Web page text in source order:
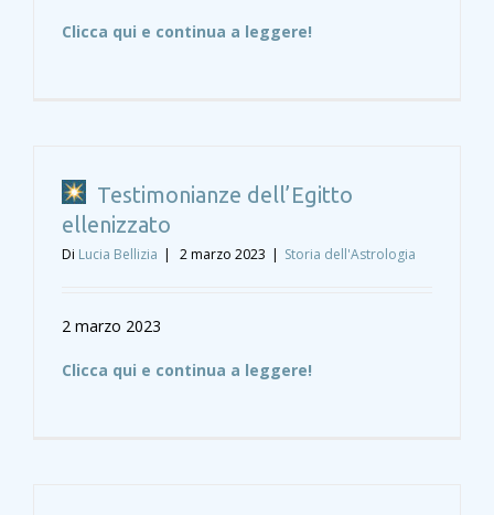
Clicca qui e continua a leggere!
Testimonianze dell’Egitto
ellenizzato
Di Lucia Bellizia | 2 marzo 2023 | Storia dell'Astrologia
2 marzo 2023
Clicca qui e continua a leggere!